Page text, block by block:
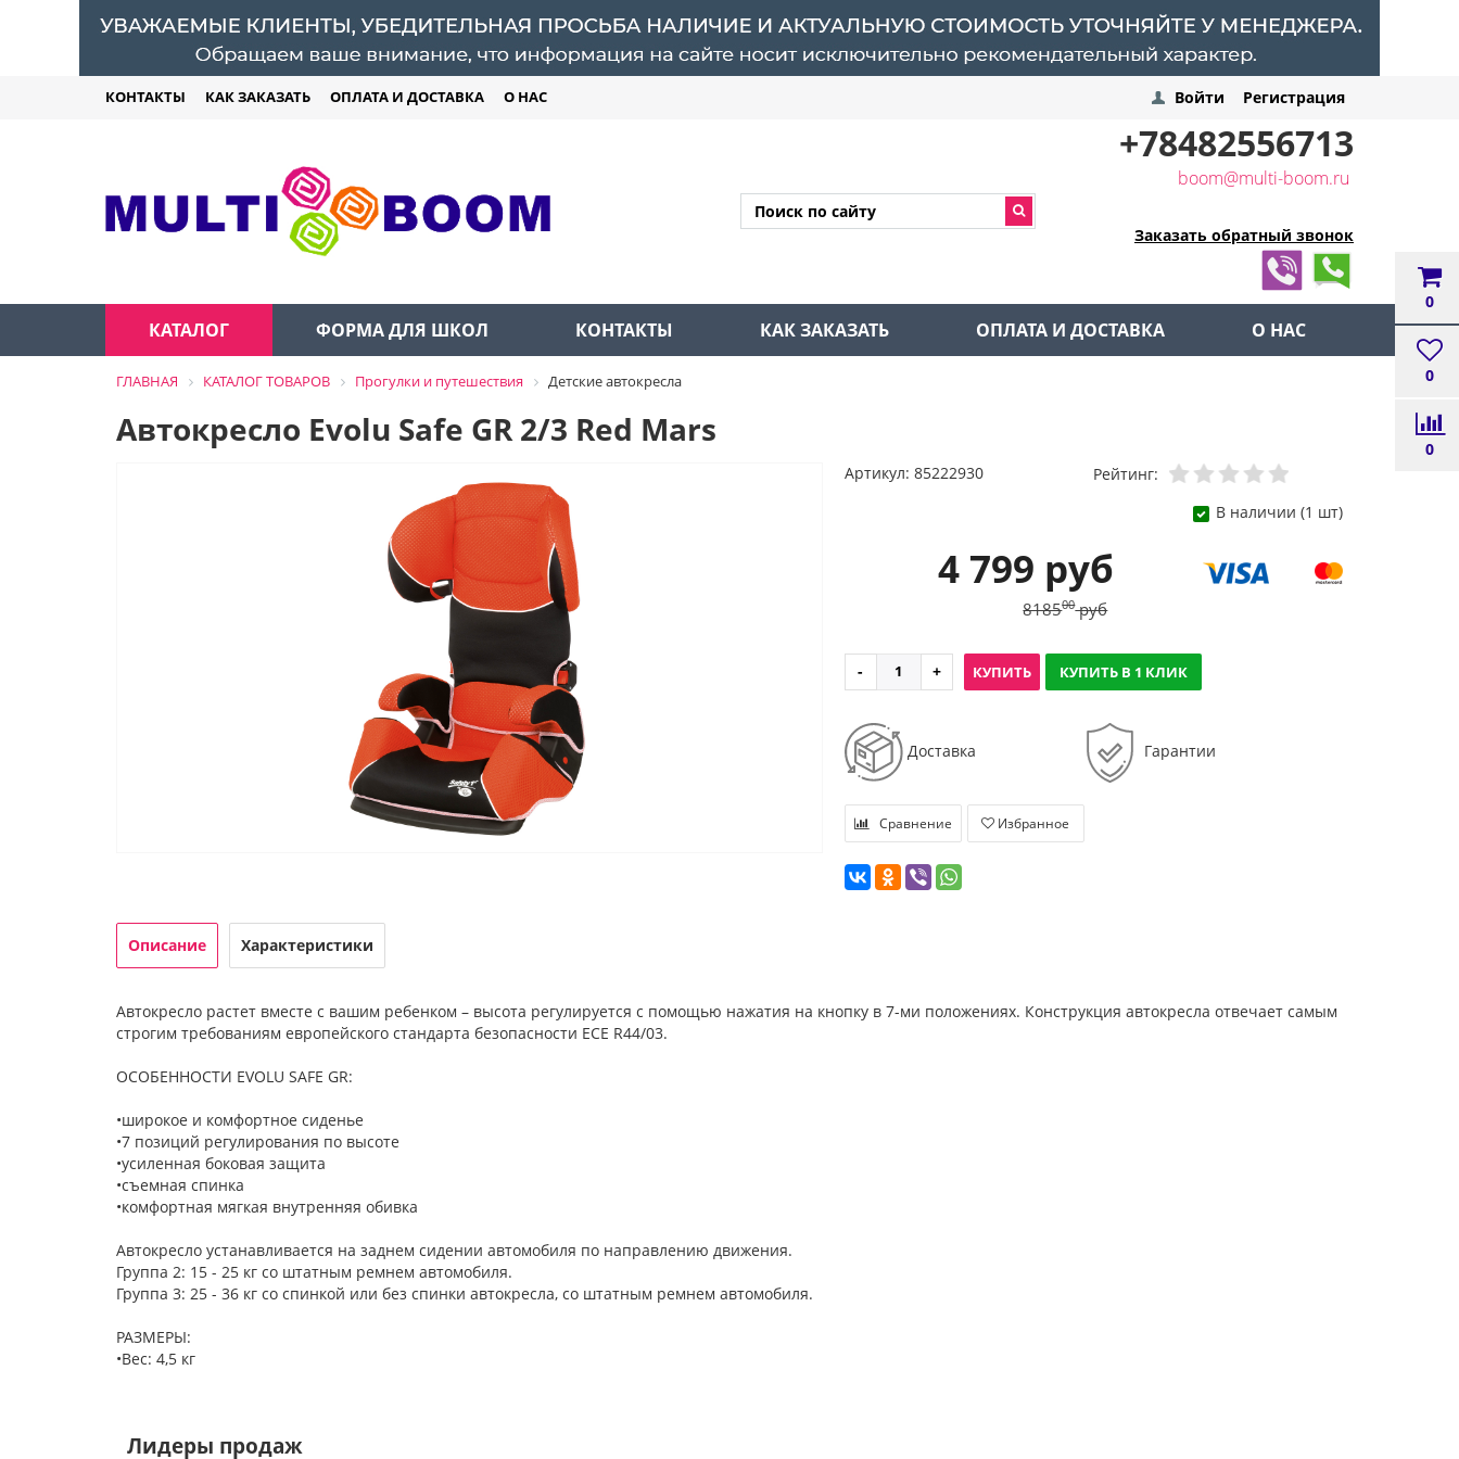
КОНТАКТЫ КАК ЗАКАЗАТЬ ОПЛАТА И ДОСТАВКА О НАС
0
0
0
Войти Регистрация
+78482556713
boom@multi-boom.ru
Заказать обратный звонок
КАТАЛОГ ФОРМА ДЛЯ ШКОЛ КОНТАКТЫ КАК ЗАКАЗАТЬ ОПЛАТА И ДОСТАВКА О НАС
ГЛАВНАЯ КАТАЛОГ ТОВАРОВ Прогулки и путешествия Детские автокресла
Автокресло Evolu Safe GR 2/3 Red Mars
Артикул: 85222930
Рейтинг:
В наличии (1 шт)
4 799 руб
818500руб
КУПИТЬ КУПИТЬ В 1 КЛИК
Доставка Гарантии
Сравнение Избранное
Описание Характеристики
Автокресло растет вместе с вашим ребенком – высота регулируется с помощью нажатия на кнопку в 7-ми положениях. Конструкция автокресла отвечает самым
строгим требованиям европейского стандарта безопасности ECE R44/03.
ОСОБЕННОСТИ EVOLU SAFE GR:
•широкое и комфортное сиденье
•7 позиций регулирования по высоте
•усиленная боковая защита
•съемная спинка
•комфортная мягкая внутренняя обивка
Автокресло устанавливается на заднем сидении автомобиля по направлению движения.
Группа 2: 15 - 25 кг со штатным ремнем автомобиля.
Группа 3: 25 - 36 кг со спинкой или без спинки автокресла, со штатным ремнем автомобиля.
РАЗМЕРЫ:
•Вес: 4,5 кг
Лидеры продаж